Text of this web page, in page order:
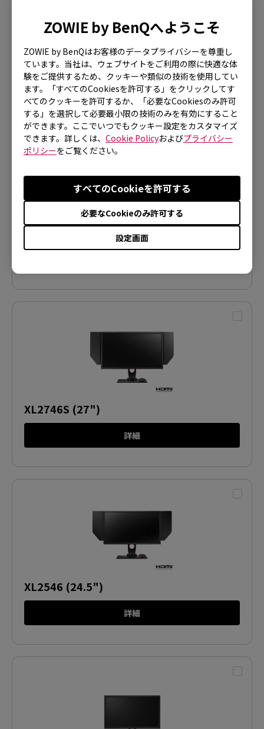
ZOWIE by BenQへようこそ
ZOWIE by BenQはお客様のデータプライバシーを尊重し
ています。当社は、ウェブサイトをご利用の際に快適な体
験をご提供するため、クッキーや類似の技術を使用してい
ます。「すべてのCookiesを許可する」をクリックしてす
べてのクッキーを許可するか、「必要なCookiesのみ許可
する」を選択して必要最小限の技術のみを有効にすること
ができます。ここでいつでもクッキー設定をカスタマイズ
できます。詳しくは、 Cookie Policyおよびプライバシー
ポリシーをご覧ください。
設定画面
必要なCookieのみ許可する
すべてのCookieを許可する
XL2586X (24.1")
詳細
XL2731K (27")
XL2746S (27")
詳細
XL2546 (24.5")
詳細